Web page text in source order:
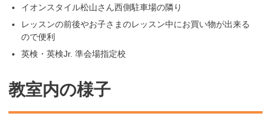
イオンスタイル松山さん西側駐車場の隣り
レッスンの前後やお子さまのレッスン中にお買い物が出来る
ので便利
英検・英検Jr. 準会場指定校
教室内の様子